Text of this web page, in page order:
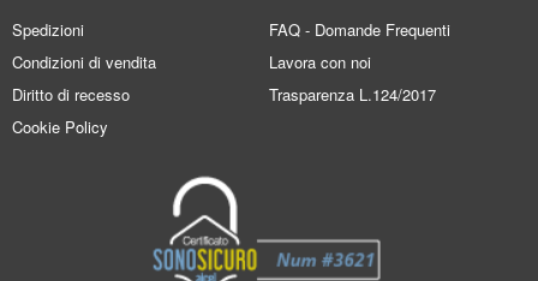
Spedizioni
Condizioni di vendita
Diritto di recesso
Cookie Policy
FAQ - Domande Frequenti
Lavora con noi
Trasparenza L.124/2017